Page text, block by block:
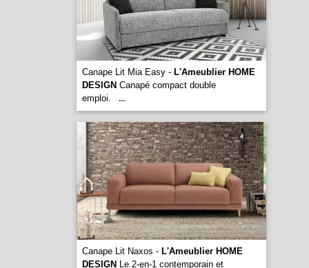
Canape Lit Mia Easy - L'Ameublier HOME
DESIGN Canapé compact double
emploi.
...
Canape Lit Naxos - L'Ameublier HOME
DESIGN Le 2-en-1 contemporain et